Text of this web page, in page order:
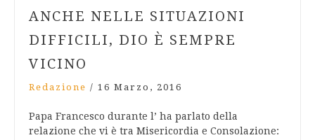
ANCHE NELLE SITUAZIONI
DIFFICILI, DIO È SEMPRE
VICINO
Redazione / 16 Marzo, 2016
Papa Francesco durante l’ ha parlato della
relazione che vi è tra Misericordia e Consolazione: